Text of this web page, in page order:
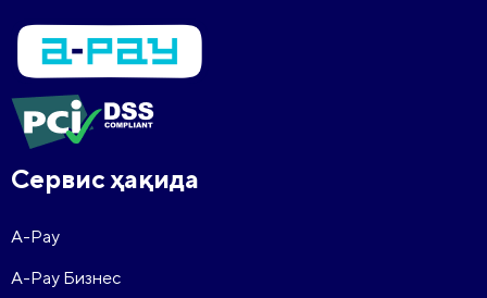
Сервис ҳақида
A-Pay
A-Pay Бизнес